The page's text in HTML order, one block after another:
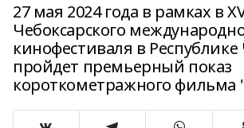
27 мая 2024 года в рамках в
Чебоксарского
кинофестиваля в
пройдет премьерный показ
короткометражного фильма